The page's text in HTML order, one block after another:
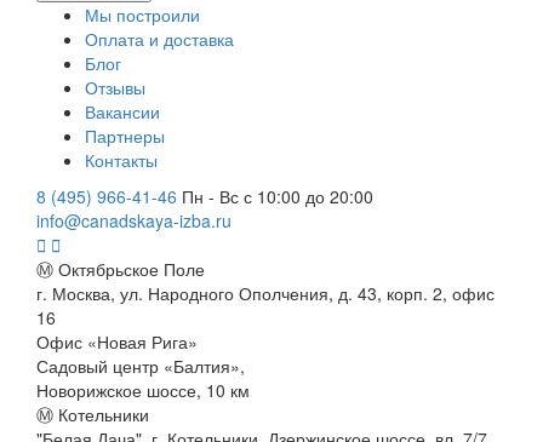
Мы построили
Оплата и доставка
Блог
Отзывы
Вакансии
Партнеры
Контакты
8 (495) 966-41-46 Пн - Вс с 10:00 до 20:00
info@canadskaya-izba.ru
Ⓜ Октябрьское Поле
г. Москва, ул. Народного Ополчения, д. 43, корп. 2, офис
16
Офис «Новая Рига»
Садовый центр «Балтия»,
Новорижское шоссе, 10 км
Ⓜ Котельники